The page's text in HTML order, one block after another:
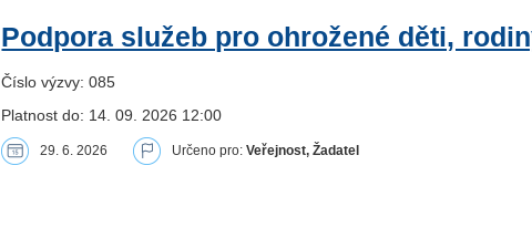
Podpora služeb pro ohrožené děti,
Číslo výzvy: 085
Platnost do: 14. 09. 2026 12:00
29. 6. 2026 Určeno pro:Veřejnost, Žadatel